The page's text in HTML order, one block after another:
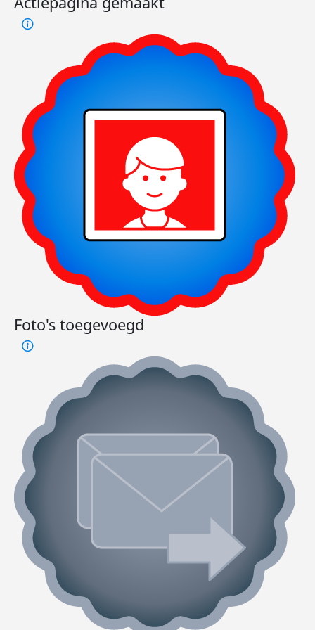
Foto's toegevoegd